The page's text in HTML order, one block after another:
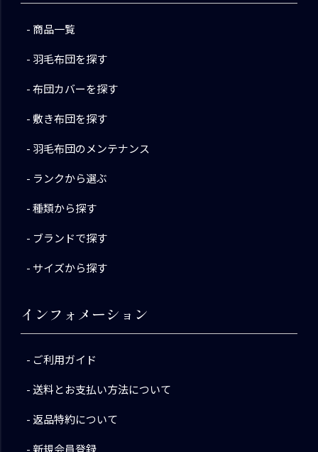
商品一覧
羽毛布団を探す
布団カバーを探す
敷き布団を探す
羽毛布団のメンテナンス
ランクから選ぶ
種類から探す
ブランドで探す
サイズから探す
インフォメーション
ご利用ガイド
送料とお支払い方法について
返品特約について
新規会員登録